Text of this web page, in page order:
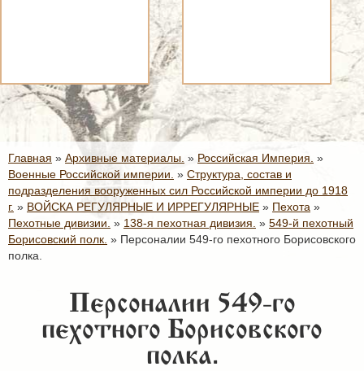
Главная » Архивные материалы. » Российская Империя. »
Военные Российской империи. » Структура, состав и
подразделения вооруженных сил Российской империи до 1918
г. » ВОЙСКА РЕГУЛЯРНЫЕ И ИРРЕГУЛЯРНЫЕ » Пехота »
Пехотные дивизии. » 138-я пехотная дивизия. » 549-й пехотный
Борисовский полк. » Персоналии 549-го пехотного Борисовского
полка.
Персоналии 549-го
пехотного Борисовского
полка.